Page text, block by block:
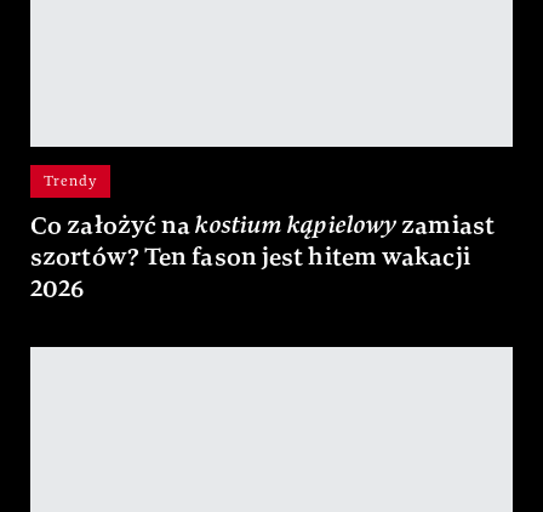
Trendy
Co założyć nakostium kąpielowyzamiast
szortów? Ten fason jest hitem wakacji
2026